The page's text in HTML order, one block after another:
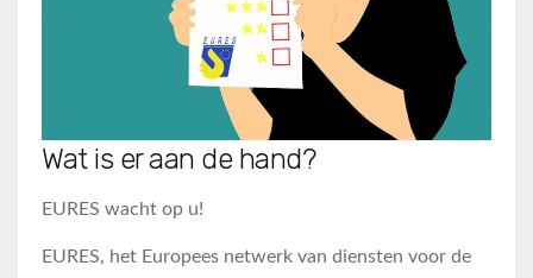
Wat is er aan de hand?
EURES wacht op u!
EURES, het Europees netwerk van diensten voor de